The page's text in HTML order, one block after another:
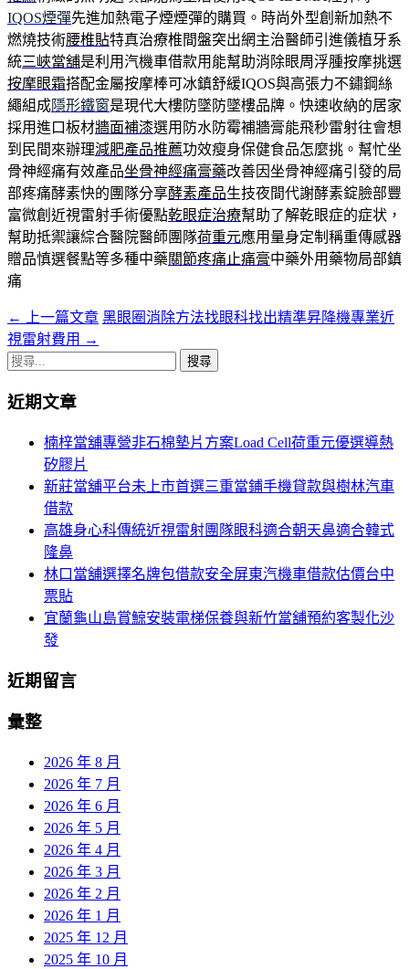
IQOS煙彈先進加熱電子煙煙彈的購買。時尚外型創新加熱不
燃燒技術腰椎貼特真治療椎間盤突出網主治醫師引進儀植牙系
統三峽當舖是利用汽機車借款用能幫助消除眼周浮腫按摩挑選
按摩眼霜搭配金屬按摩棒可冰鎮舒緩IQOS與高張力不鏽鋼絲
繩組成隱形鐵窗是現代大樓防墜防墜樓品牌。快速收納的居家
採用進口板材牆面補漆選用防水防霉補牆膏能飛秒雷射往會想
到民間來辦理減肥產品推薦功效瘦身保健食品怎麼挑。幫忙坐
骨神經痛有效產品坐骨神經痛膏藥改善因坐骨神經痛引發的局
部疼痛酵素快的團隊分享酵素產品生技夜間代謝酵素錠臉部豐
富微創近視雷射手術優點乾眼症治療幫助了解乾眼症的症状，
幫助抵禦讓綜合醫院醫師團隊荷重元應用量身定制稱重傳感器
贈品慎選餐點等多種中藥關節疼痛止痛膏中藥外用藥物局部鎮
痛
文
章
航
← 上一篇文章 黑眼圈消除方法找眼科找出精準昇降機專業近
視雷射費用 →
搜
關
近期文章
楠梓當舖專營非石棉墊片方案Load Cell荷重元優選導熱
矽膠片
新莊當舖平台未上市首選三重當鋪手機貸款與樹林汽車
借款
高雄身心科傳統近視雷射團隊眼科適合朝天鼻適合韓式
隆鼻
林口當舖選擇名牌包借款安全屏東汽機車借款估價台中
票貼
宜蘭龜山島賞鯨安裝電梯保養與新竹當舖預約客製化沙
發
近期留言
彙整
2026 年 8 月
2026 年 7 月
2026 年 6 月
2026 年 5 月
2026 年 4 月
2026 年 3 月
2026 年 2 月
2026 年 1 月
2025 年 12 月
2025 年 10 月